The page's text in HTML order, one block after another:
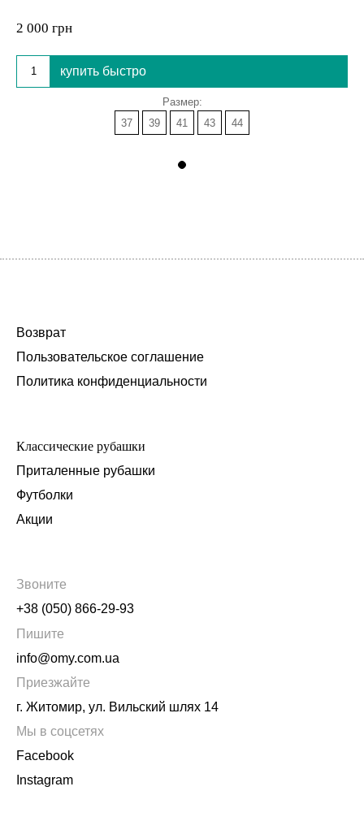
2 000 грн
купить быстро
Размер:
37
39 41 43 44
Возврат
Пользовательское соглашение
Политика конфиденциальности
Классические рубашки
Приталенные рубашки
Футболки
Акции
Звоните
+38 (050) 866-29-93
Пишите
info@omy.com.ua
Приезжайте
г. Житомир, ул. Вильский шлях 14
Мы в соцсетях
Facebook
Instagram